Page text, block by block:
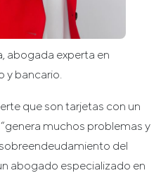
abogada experta en
y bancario.
que son tarjetas con un
muchos problemas y
del
abogado especializado en